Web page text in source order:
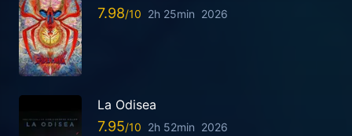
7.98 2h 25min 2026
La Odisea
7.95 2h 52min 2026